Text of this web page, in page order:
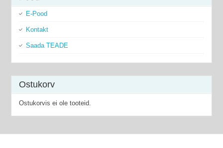
E-Pood
Kontakt
Saada TEADE
Ostukorv
Ostukorvis ei ole tooteid.